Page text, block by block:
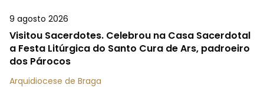
9 agosto 2026
Visitou Sacerdotes. Celebrou na Casa Sacerdotal
a Festa Litúrgica do Santo Cura de Ars, padroeiro
dos Párocos
Arquidiocese de Braga